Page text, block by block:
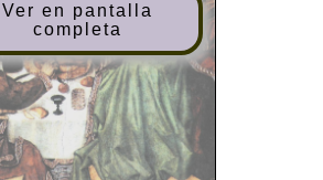
Ver en pantalla
completa